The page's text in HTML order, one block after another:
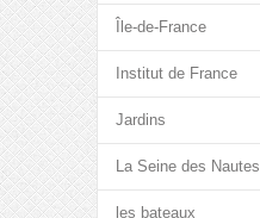
Île-de-France
Institut de France
Jardins
La Seine des Nautes
les bateaux